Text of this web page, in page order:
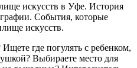
искусств в Уфе. История
События, которые
искусств.
где погулять с ребенком,
Выбираете место для